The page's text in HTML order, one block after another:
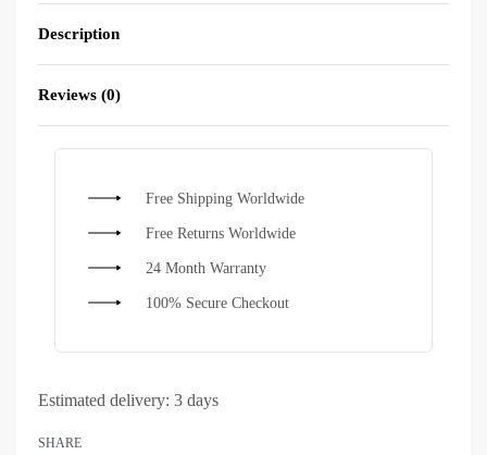
Description
Reviews (0)
Free Shipping Worldwide
Free Returns Worldwide
24 Month Warranty
100% Secure Checkout
Estimated delivery: 3 days
SHARE